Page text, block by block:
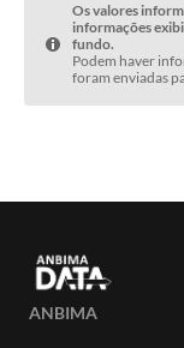
Os valores
informações
fundo.
Podem haver
foram enviadas
ANBIMA